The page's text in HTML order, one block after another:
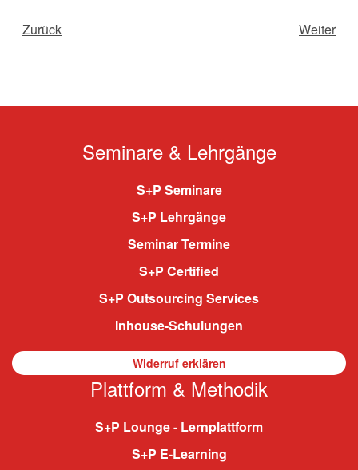
Zurück Weiter
Seminare & Lehrgänge
S+P Seminare
S+P Lehrgänge
Seminar Termine
S+P Certified
S+P Outsourcing Services
Inhouse-Schulungen
Widerruf erklären
Plattform & Methodik
S+P Lounge - Lernplattform
S+P E-Learning